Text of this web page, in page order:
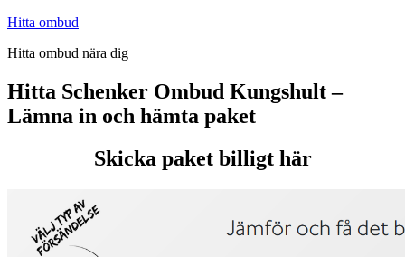
Hoppa
innehåll
Hitta ombud
Hitta ombud nära dig
Hitta Schenker Ombud Kungshult –
Lämna in och hämta paket
Skicka paket billigt här